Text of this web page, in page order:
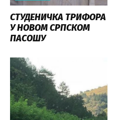
СТУДЕНИЧКА ТРИФОРА
У НОВОМ СРПСКОМ
ПАСОШУ